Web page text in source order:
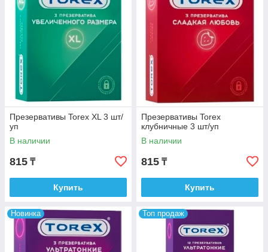
Презервативы Torex XL 3 шт/
уп
В наличии
815 ₸
Купить
Презервативы Torex
клубничные 3 шт/уп
В наличии
815 ₸
Купить
Новинка Топ продаж